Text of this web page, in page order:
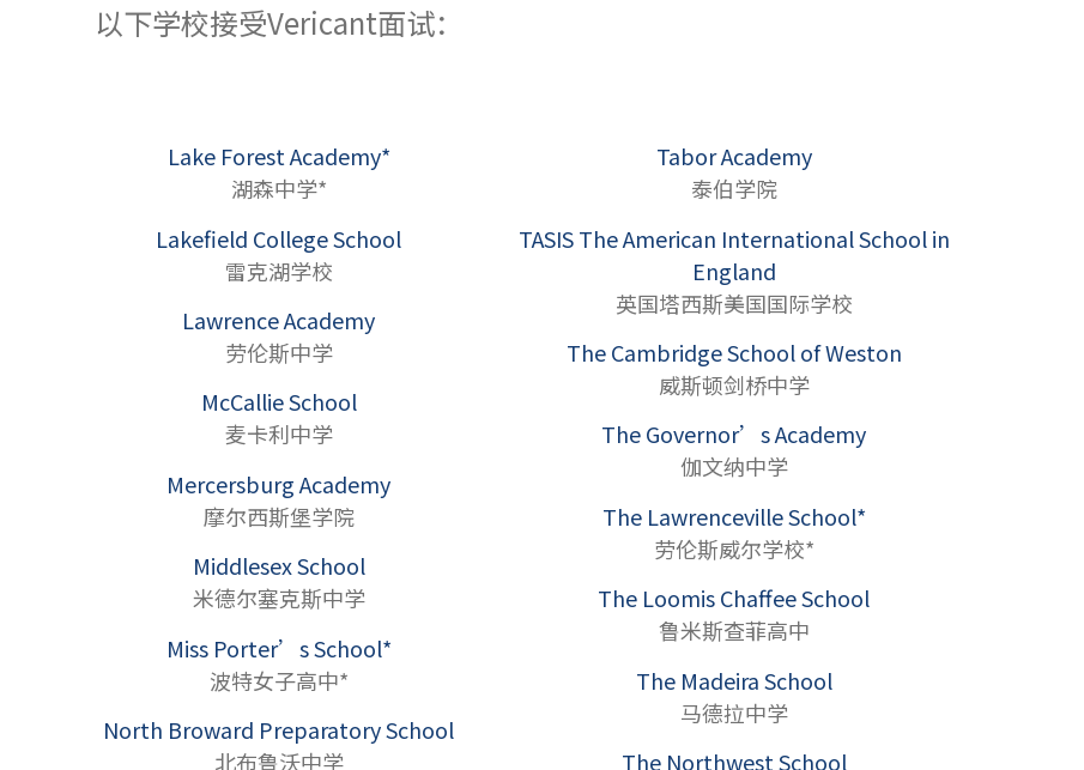
以下学校接受Vericant面试：
Lake Forest Academy*
湖森中学*
Lakefield College School
雷克湖学校
Lawrence Academy
劳伦斯中学
McCallie School
麦卡利中学
Mercersburg Academy
摩尔西斯堡学院
Middlesex School
米德尔塞克斯中学
Miss Porter’s School*
波特女子高中*
North Broward Preparatory School
北布鲁沃中学
Tabor Academy
泰伯学院
TASIS The American International School in
England
英国塔西斯美国国际学校
The Cambridge School of Weston
威斯顿剑桥中学
The Governor’s Academy
伽文纳中学
The Lawrenceville School*
劳伦斯威尔学校*
The Loomis Chaffee School
鲁米斯查菲高中
The Madeira School
马德拉中学
The Northwest School